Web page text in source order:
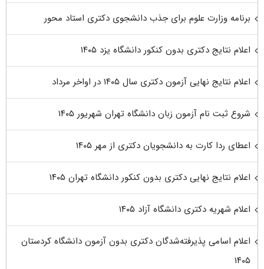
برنامه وزارت علوم برای جذب دانشجوی دکتری استاد محور
اعلام نتایج دکتری بدون کنکور دانشگاه یزد ۱۴۰۵
اعلام نتایج نهایی آزمون دکتری سال ۱۴۰۵ در اواخر مرداد
شروع ثبت نام آزمون زبان دانشگاه تهران شهریور ۱۴۰۵
اعطای ردا کارت به دانشجویان دکتری از مهر ۱۴۰۵
اعلام نتایج نهایی دکتری بدون کنکور دانشگاه تهران ۱۴۰۵
اعلام شهریه دکتری دانشگاه آزاد ۱۴۰۵
اعلام اسامی پذیرفته‌شدگان دکتری بدون آزمون دانشگاه کردستان
۱۴۰۵